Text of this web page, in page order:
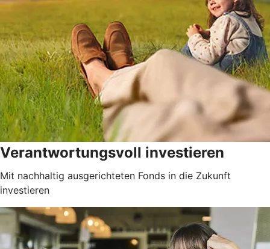
Verantwortungsvoll investieren
Mit nachhaltig ausgerichteten Fonds in die Zukunft
investieren